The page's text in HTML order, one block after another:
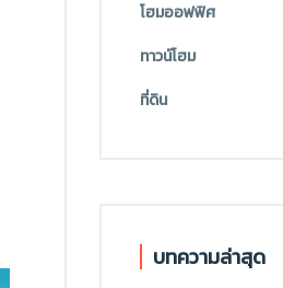
โฮมออฟฟิศ
ทาวน์โฮม
ที่ดิน
บทความล่าสุด